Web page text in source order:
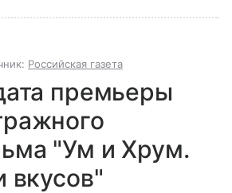
Российская газета
премьеры
"Ум и Хрум.
вкусов"